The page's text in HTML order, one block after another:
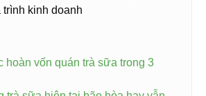
trình kinh doanh
hoàn vốn quán trà sữa trong 3